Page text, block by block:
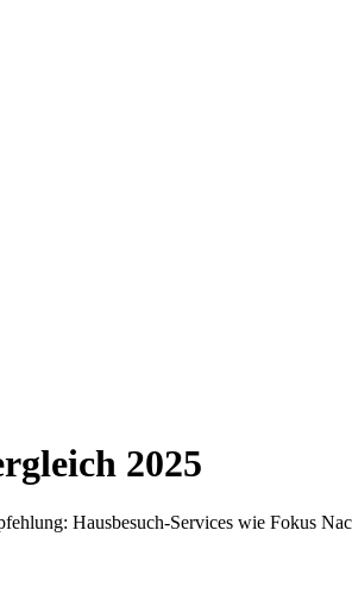
2025
Hausbesuch-Services wie Fokus